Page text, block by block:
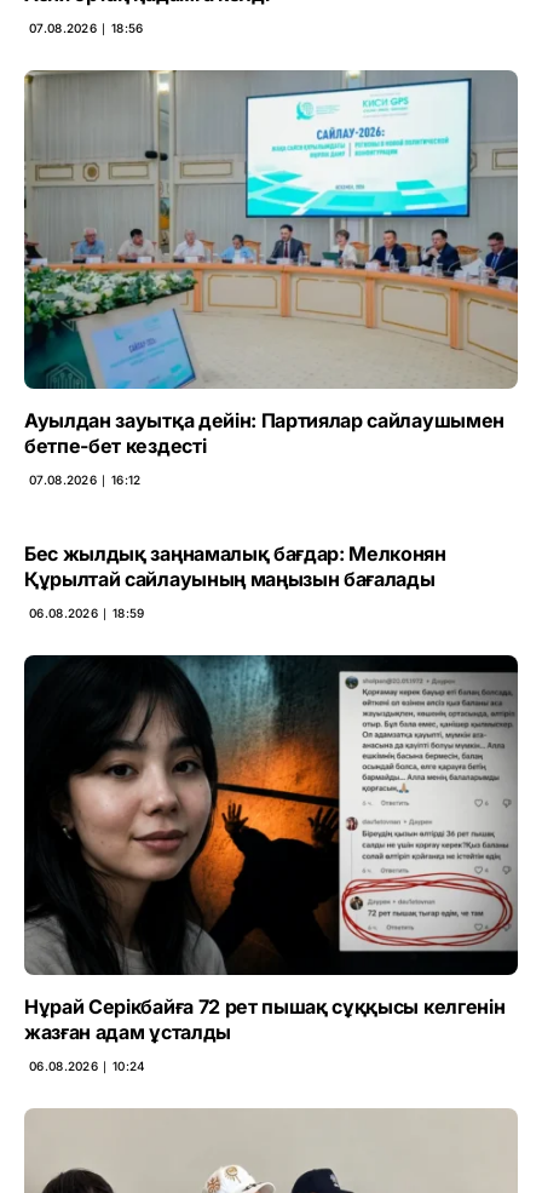
07.08.2026 ∣ 18:56
Ауылдан зауытқа дейін: Партиялар сайлаушымен
бетпе-бет кездесті
07.08.2026 ∣ 16:12
Бес жылдық заңнамалық бағдар: Мелконян
Құрылтай сайлауының маңызын бағалады
06.08.2026 ∣ 18:59
Нұрай Серікбайға 72 рет пышақ сұққысы келгенін
жазған адам ұсталды
06.08.2026 ∣ 10:24